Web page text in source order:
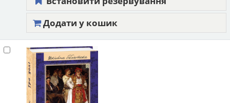
Додати у кошик